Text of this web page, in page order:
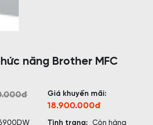
năng Brother MFC
Giá khuyến mãi:
18.900.000đ
Tình trạng:
Còn hàng